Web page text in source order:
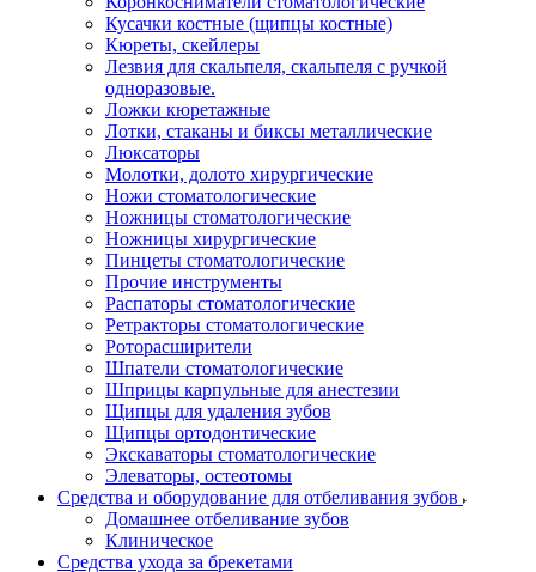
Кусачки костные (щипцы костные)
Кюреты, скейлеры
Лезвия для скальпеля, скальпеля с ручкой
одноразовые.
Ложки кюретажные
Лотки, стаканы и биксы металлические
Люксаторы
Молотки, долото хирургические
Ножи стоматологические
Ножницы стоматологические
Ножницы хирургические
Пинцеты стоматологические
Прочие инструменты
Распаторы стоматологические
Ретракторы стоматологические
Роторасширители
Шпатели стоматологические
Шприцы карпульные для анестезии
Щипцы для удаления зубов
Щипцы ортодонтические
Экскаваторы стоматологические
Элеваторы, остеотомы
Средства и оборудование для отбеливания зубов
Домашнее отбеливание зубов
Клиническое
Средства ухода за брекетами